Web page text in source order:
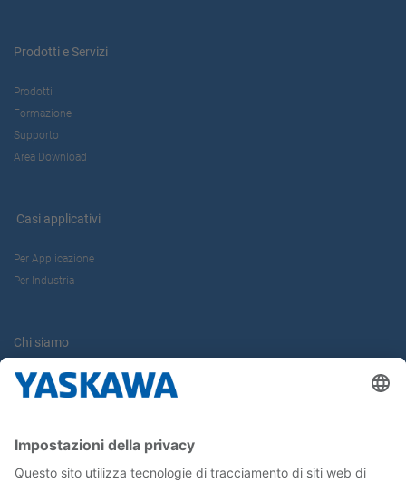
Prodotti e Servizi
Prodotti
Formazione
Supporto
Area Download
Casi applicativi
Per Applicazione
Per Industria
Chi siamo
Yaskawa Europe Gmbh
Conferma la tua presenza in Yaskawa